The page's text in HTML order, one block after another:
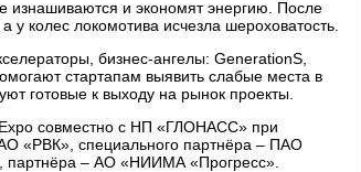
изнашиваются и экономят энергию. После
у колес локомотива исчезла шероховатость.
бизнес-ангелы: GenerationS,
стартапам выявить слабые места в
готовые к выходу на рынок проекты.
совместно с НП «ГЛОНАСС» при
«РВК», специального партнёра – ПАО
партнёра – АО «НИИМА «Прогресс».